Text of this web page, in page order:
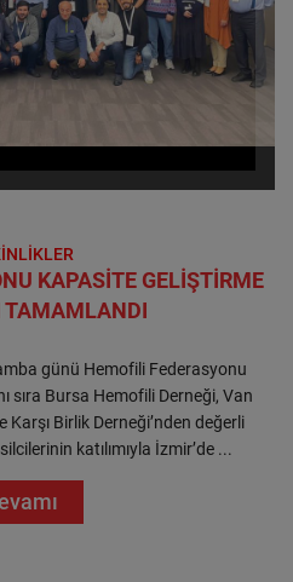
KAPASİTE GELİŞTİRME
TAMAMLANDI
günü Hemofili Federasyonu
sıra Bursa Hemofili Derneği, Van
Birlik Derneği’nden değerli
katılımıyla İzmir’de ...